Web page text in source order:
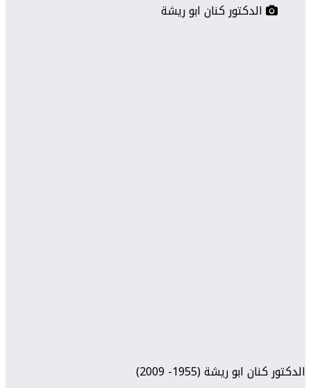
الدكتور كنان ابو ريشة
الدكتور كنان ابو ريشة (1955- 2009)